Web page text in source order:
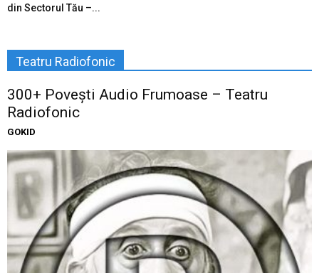
din Sectorul Tău –...
Teatru Radiofonic
300+ Povești Audio Frumoase – Teatru
Radiofonic
GOKID